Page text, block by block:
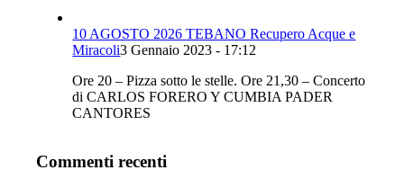
10 AGOSTO 2026 TEBANO Recupero Acque e
Miracoli3 Gennaio 2023 - 17:12
Ore 20 – Pizza sotto le stelle. Ore 21,30 – Concerto
di CARLOS FORERO Y CUMBIA PADER
CANTORES
Commenti recenti